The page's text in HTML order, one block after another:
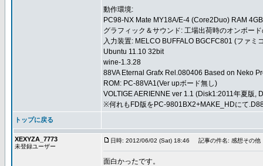
動作環境:
PC98-NX Mate MY18A/E-4 (Core2Duo) RAM 4GB
グラフィック＆サウンド: 工場出荷時のオンボー
入力装置: MELCO BUFFALO BGCFC801 (ファ
Ubuntu 11.10 32bit
wine-1.3.28
88VA Eternal Grafx Rel.080406 Based on Neko
ROM: PC-88VA1(Ver upボード無し)
VOLTIGE AERIENNE ver 1.1 (Disk1:2011年夏版,
※何れもFD版をPC-9801BX2+MAKE_HDにて
トップに戻る
XEXYZA_7773
未登録ユーザー
日時: 2012/06/02 (Sat) 18:46 記事の件名: 感想その他
面白かったです。